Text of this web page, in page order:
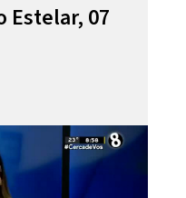
Estelar, 07